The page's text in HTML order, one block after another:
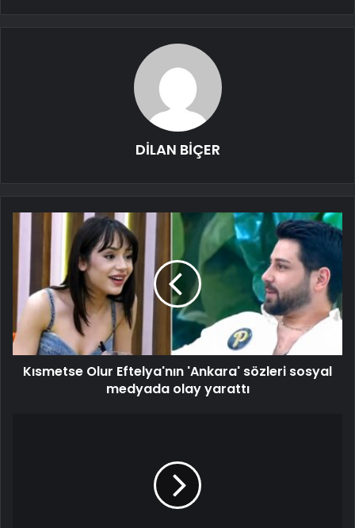
DİLAN BİÇER
Kısmetse Olur Eftelya'nın 'Ankara' sözleri sosyal
medyada olay yarattı